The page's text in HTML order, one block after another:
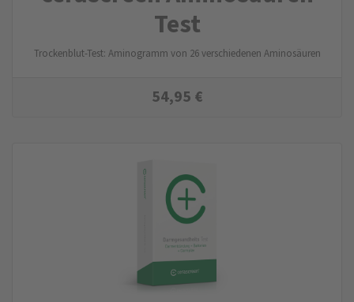
Test
Trockenblut-Test: Aminogramm von 26 verschiedenen Aminosäuren
54,95 €